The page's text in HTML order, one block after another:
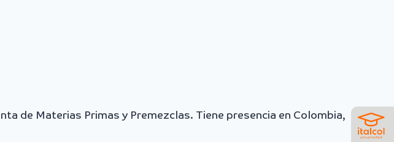
de Materias Primas y Premezclas. Tiene presencia en Colombia,